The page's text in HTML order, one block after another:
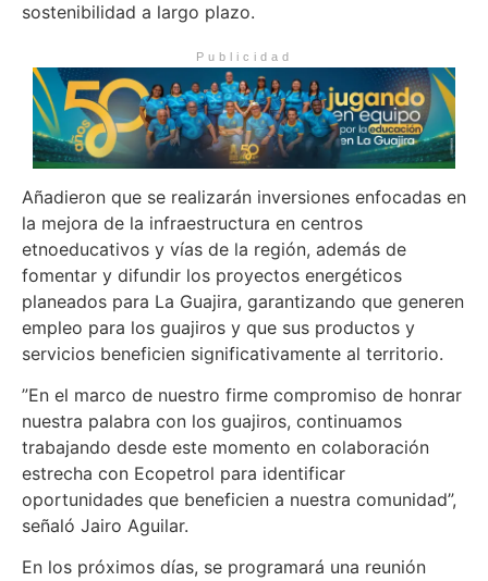
sostenibilidad a largo plazo.
Publicidad
Añadieron que se realizarán inversiones enfocadas en
la mejora de la infraestructura en centros
etnoeducativos y vías de la región, además de
fomentar y difundir los proyectos energéticos
planeados para La Guajira, garantizando que generen
empleo para los guajiros y que sus productos y
servicios beneficien significativamente al territorio.
”En el marco de nuestro firme compromiso de honrar
nuestra palabra con los guajiros, continuamos
trabajando desde este momento en colaboración
estrecha con Ecopetrol para identificar
oportunidades que beneficien a nuestra comunidad”,
señaló Jairo Aguilar.
En los próximos días, se programará una reunión